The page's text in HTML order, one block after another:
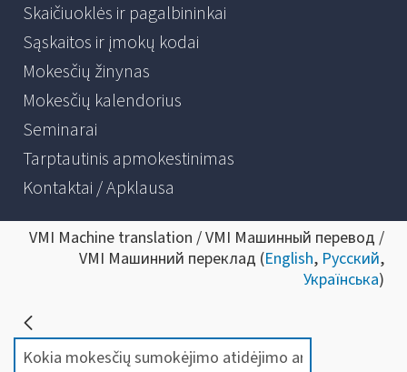
Skaičiuoklės ir pagalbininkai
Sąskaitos ir įmokų kodai
Mokesčių žinynas
Mokesčių kalendorius
Seminarai
Tarptautinis apmokestinimas
Kontaktai / Apklausa
VMI Machine translation / VMI Машинный перевод /
VMI Машинний переклад (English, Русский,
Українська)